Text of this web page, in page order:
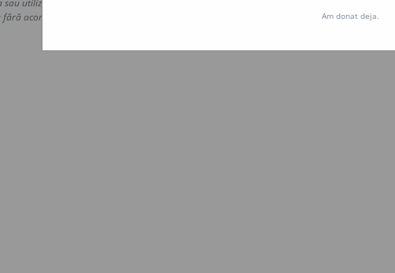
sau utilizarea datelor de pe acest site, inclusiv prin orice metode de extragere automată
fără acordul nostru prealabil scris, cu excepția seturilor de date oferite oficial spre utilizare
Am donat deja.